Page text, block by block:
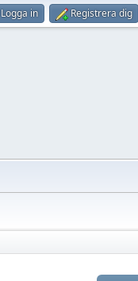
Logga in Registrera dig